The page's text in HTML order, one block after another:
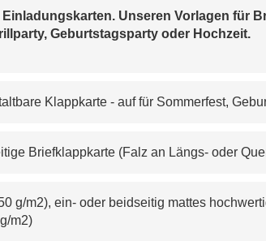
Unseren Vorlagen für
Geburtstagsparty oder Hochzeit.
Klappkarte - auf für Sommerfest,
Briefklappkarte (Falz an Längs- oder
g/m2), ein- oder beidseitig mattes
m2)